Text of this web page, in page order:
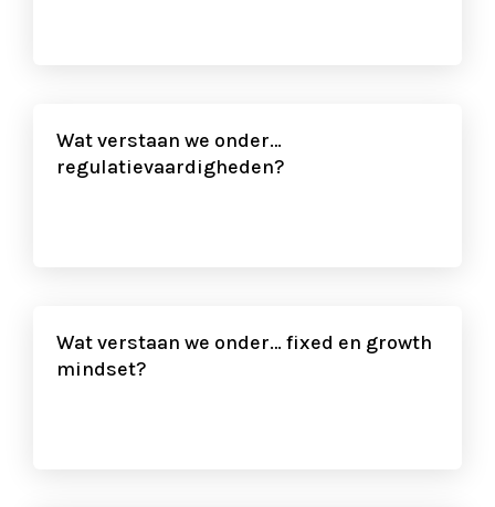
Wat verstaan we onder…
regulatievaardigheden?
Wat verstaan we onder… fixed en growth
mindset?